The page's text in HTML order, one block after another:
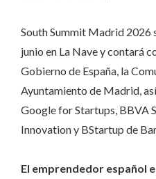
South Summit Madrid 2026
junio en La Nave y contará
Gobierno de España, la
Ayuntamiento de Madrid,
Google for Startups, BBVA
Innovation y BStartup de
El emprendedor español